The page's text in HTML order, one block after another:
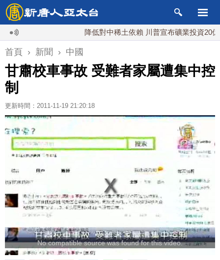
降低對中稀土依賴 川普宣布礦業投資20億美元
首頁 › 新聞 › 中國
甘肅校車事故 受難者家屬遭集中控
制
更新時間：2011-11-19 21:20:18
No compatible source was found for this video.